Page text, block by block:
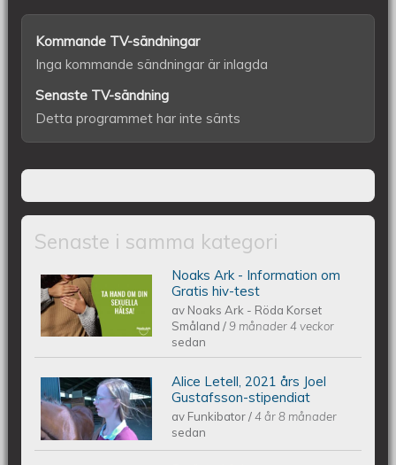
Kommande TV-sändningar
Inga kommande sändningar är inlagda
Senaste TV-sändning
Detta programmet har inte sänts
Senaste i samma kategori
Noaks Ark - Information på 6 språk
Noaks Ark - Information om
Gratis hiv-test
av Noaks Ark - Röda Korset
Småland/9 månader 4 veckor
sedan
Alice Letell är årets Joel Gustafsson-
stipendiat
Alice Letell, 2021 års Joel
Gustafsson-stipendiat
av Funkibator/4 år 8 månader
sedan